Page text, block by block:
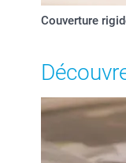
Couverture